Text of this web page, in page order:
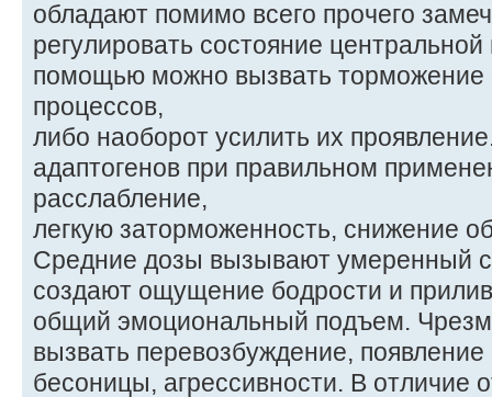
обладают помимо всего прочего
регулировать состояние
помощью можно вызвать торможение
процессов,
либо наоборот усилить их
адаптогенов при правильном
расслабление,
легкую заторможенность, снижение
Средние дозы вызывают умеренный
создают ощущение бодрости и
общий эмоциональный подъем.
вызвать перевозбуждение,
бесоницы, агрессивности. В отличие